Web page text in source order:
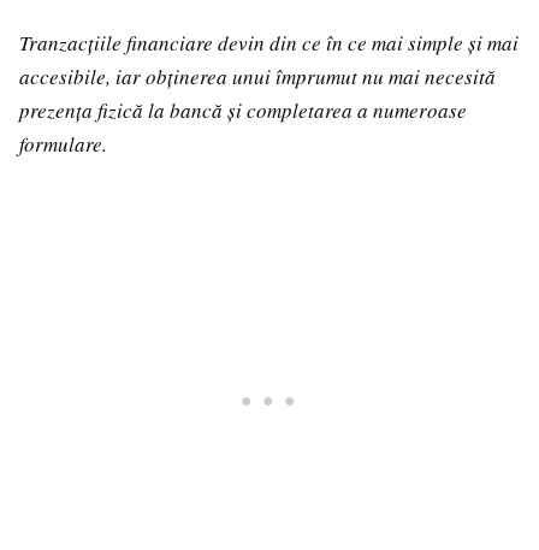
Tranzacțiile financiare devin din ce în ce mai simple și mai
accesibile, iar obținerea unui împrumut nu mai necesită
prezența fizică la bancă și completarea a numeroase
formulare.